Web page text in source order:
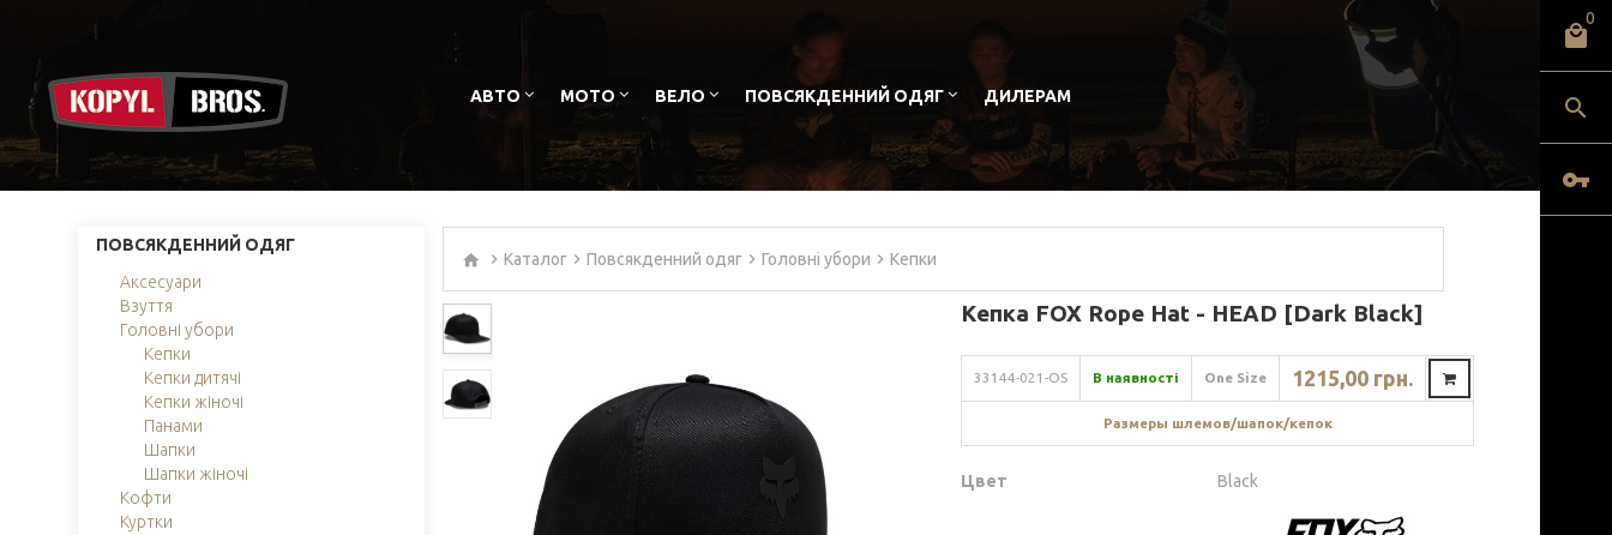
0
АВТО МОТО ВЕЛО ПОВСЯКДЕННИЙ ОДЯГ ДИЛЕРАМ
ПОВСЯКДЕННИЙ ОДЯГ
Аксесуари
Взуття
Головні убори
Кепки
Кепки дитячі
Кепки жіночі
Панами
Шапки
Шапки жіночі
Кофти
Куртки
Каталог Повсякденний одяг Головні убори Кепки
Кепка FOX Rope Hat - HEAD [Dark Black]
33144-021-OS В наявності One Size 1215,00 грн.
Размеры шлемов/шапок/кепок
Цвет Black